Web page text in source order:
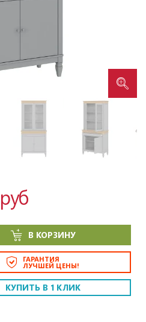
В КОРЗИНУ
ГАРАНТИЯ
ЛУЧШЕЙ ЦЕНЫ!
КУПИТЬ В 1 КЛИК